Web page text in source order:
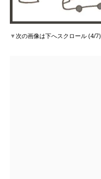
▼次の画像は下へスクロール (4/7)